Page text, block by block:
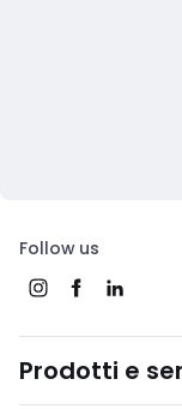
Follow us
Prodotti e